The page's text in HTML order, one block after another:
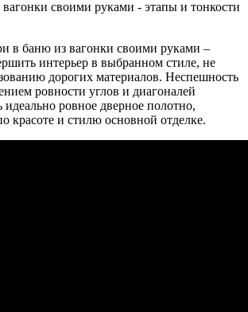
в баню из вагонки своими руками –
интерьер в выбранном стиле, не
дорогих материалов. Неспешность
ровности углов и диагоналей
идеально ровное дверное полотно,
красоте и стилю основной отделке.